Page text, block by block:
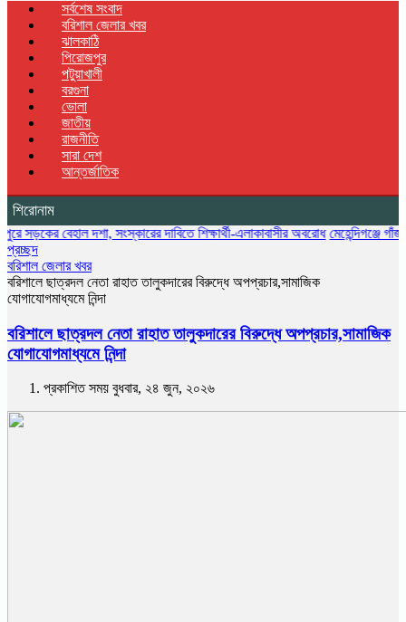
সর্বশেষ সংবাদ
বরিশাল জেলার খবর
ঝালকাঠি
পিরোজপুর
পটুয়াখালী
বরগুনা
ভোলা
জাতীয়
রাজনীতি
সারা দেশ
আন্তর্জাতিক
শিরোনাম
দশা, সংস্কারের দাবিতে শিক্ষার্থী-এলাকাবাসীর অবরোধ মেহেন্দিগঞ্জে গাঁজা গাছসহ
প্রচ্ছদ
বরিশাল জেলার খবর
বরিশালে ছাত্রদল নেতা রাহাত তালুকদারের বিরুদ্ধে অপপ্রচার,সামাজিক
যোগাযোগমাধ্যমে নিন্দা
বরিশালে ছাত্রদল নেতা রাহাত তালুকদারের বিরুদ্ধে অপপ্রচার,সামাজিক
যোগাযোগমাধ্যমে নিন্দা
প্রকাশিত সময় বুধবার, ২৪ জুন, ২০২৬